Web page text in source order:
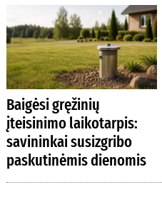
Baigėsi gręžinių
įteisinimo laikotarpis:
savininkai susizgribo
paskutinėmis dienomis